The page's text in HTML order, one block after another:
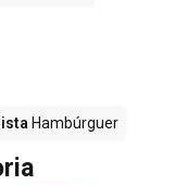
Hambúrguer